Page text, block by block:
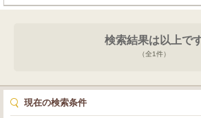
部分は天井高6メートルと開放感があり、大型車も
備され、初期投資が大変抑えられます。トイレは
置。従業員の皆様が気持ちよく働ける環境が整っ
れる礼金0円も嬉しいポイントです。貴社のビジネ
倉庫・貸工場を、ぜひご検討ください。
検索結果は以上で
（全1件）
現在の検索条件